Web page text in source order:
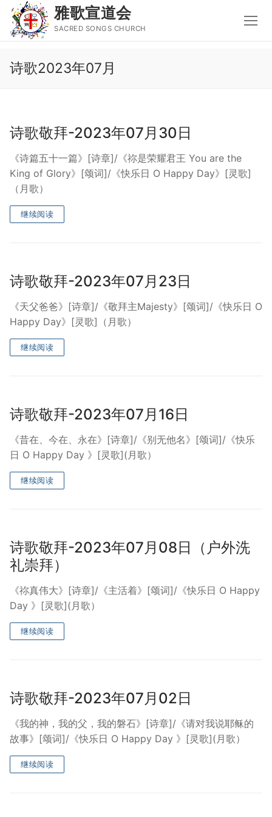
雅歌宣道会
SACRED SONGS CHURCH
主日讲道
圣经导读新唱
属灵书籍
宣教事工
神学研究
关于我们
诗歌2023年07月
诗歌敬拜-2023年07月30日
《诗篇五十一篇》[诗章]/《祢是荣耀君王 You are the
King of Glory》[颂词]/《快乐日 O Happy Day》[灵歌]
（月歌）
继续阅读
诗歌敬拜-2023年07月23日
《天父爸爸》[诗章]/《敬拜主Majesty》[颂词]/《快乐日 O
Happy Day》[灵歌]（月歌）
继续阅读
诗歌敬拜-2023年07月16日
《昔在、今在、永在》[诗章]/《别无他名》[颂词]/《快乐
日 O Happy Day 》[灵歌](月歌）
继续阅读
诗歌敬拜-2023年07月08日（户外洗
礼崇拜）
《祢真伟大》[诗章]/《主活着》[颂词]/《快乐日 O Happy
Day 》[灵歌](月歌）
继续阅读
诗歌敬拜-2023年07月02日
《我的神，我的父，我的磐石》[诗章]/《请对我说耶稣的
故事》[颂词]/《快乐日 O Happy Day 》[灵歌](月歌）
继续阅读